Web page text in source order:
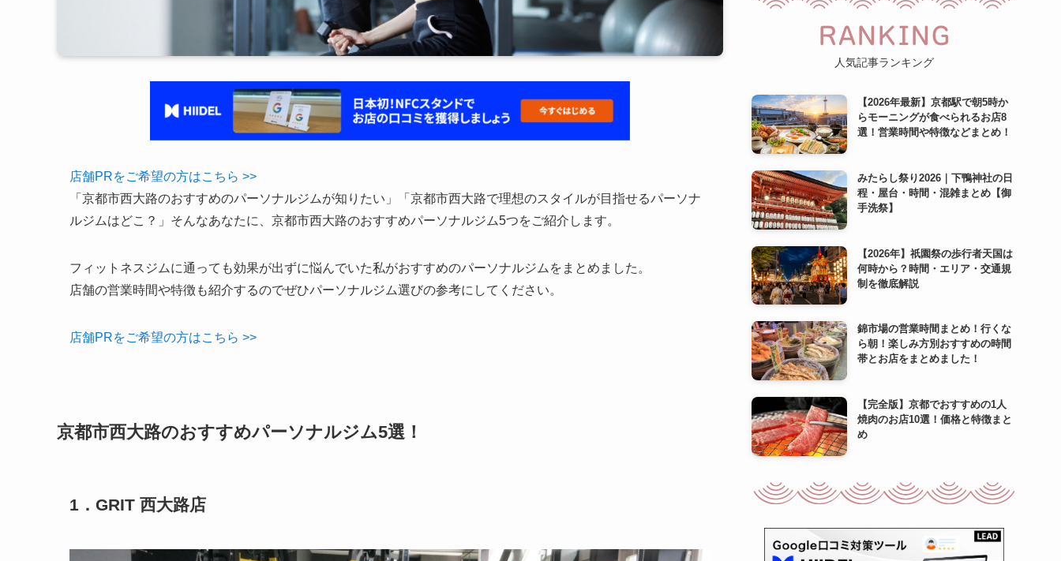
店舗PRをご希望の方はこちら >>
「京都市西大路のおすすめのパーソナルジムが知りたい」「京都市西大路で理想のスタイルが目指せるパーソナ
ルジムはどこ？」そんなあなたに、京都市西大路のおすすめパーソナルジム5つをご紹介します。
フィットネスジムに通っても効果が出ずに悩んでいた私がおすすめのパーソナルジムをまとめました。
店舗の営業時間や特徴も紹介するのでぜひパーソナルジム選びの参考にしてください。
店舗PRをご希望の方はこちら >>
京都市西大路のおすすめパーソナルジム5選！
1．GRIT 西大路店
RANKING
人気記事ランキング
【2026年最新】京都駅で朝5時か
らモーニングが食べられるお店8
選！営業時間や特徴などまとめ！
みたらし祭り2026｜下鴨神社の日
程・屋台・時間・混雑まとめ【御
手洗祭】
【2026年】祇園祭の歩行者天国は
何時から？時間・エリア・交通規
制を徹底解説
錦市場の営業時間まとめ！行くな
ら朝！楽しみ方別おすすめの時間
帯とお店をまとめました！
【完全版】京都でおすすめの1人
焼肉のお店10選！価格と特徴まと
め